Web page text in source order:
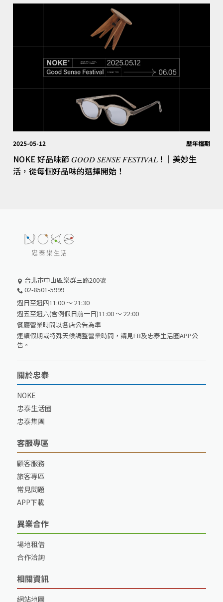
2025-05-12 歷年檔期
NOKE 好品味節 𝐺𝑂𝑂𝐷 𝑆𝐸𝑁𝑆𝐸 𝐹𝐸𝑆𝑇𝐼𝑉𝐴𝐿 ! │美妙生
活，從每個好品味的選擇開始！
台北市中山區樂群三路200號
02-8501-5999
週日至週四11:00 ～ 21:30
週五至週六(含例假日前一日)11:00 ～ 22:00
餐廳營業時間以各店公告為準
連續假期或特殊天候調整營業時間，請見FB及忠泰生活圈APP公
告。
關於忠泰
NOKE
忠泰生活圈
忠泰集團
客服專區
顧客服務
旅客專區
常見問題
APP下載
異業合作
場地租借
合作洽詢
相關資訊
網站地圖